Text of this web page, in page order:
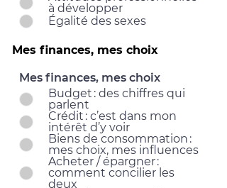
à développer
Égalité des sexes
Mes finances, mes choix
Mes finances, mes choix
Budget : des chiffres qui
parlent
Crédit : c’est dans mon
intérêt d’y voir
Biens de consommation :
mes choix, mes influences
Acheter / épargner :
comment concilier les
deux